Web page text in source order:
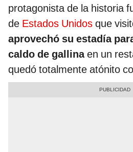
protagonista de la historia
de Estados Unidos que
aprovechó su estadía
caldo de gallinaen un
quedó totalmente atónito